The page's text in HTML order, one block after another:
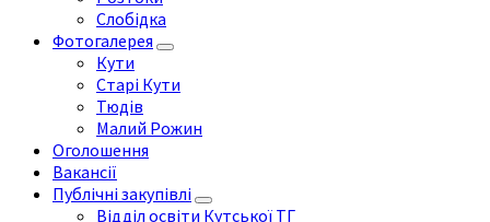
Слобідка
Фотогалерея
Кути
Старі Кути
Тюдів
Малий Рожин
Оголошення
Вакансії
Публічні закупівлі
Відділ освіти Кутської ТГ